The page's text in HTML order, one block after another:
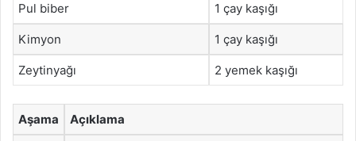
Pul biber 1 çay kaşığı
Kimyon 1 çay kaşığı
Zeytinyağı 2 yemek kaşığı
Aşama Açıklama